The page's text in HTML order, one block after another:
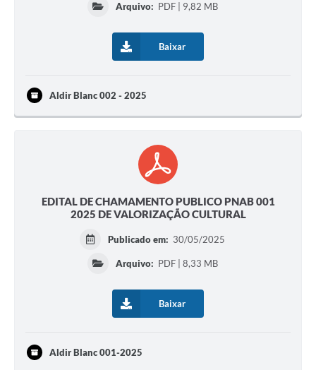
Arquivo: PDF | 9,82 MB
Baixar
Aldir Blanc 002 - 2025
EDITAL DE CHAMAMENTO PUBLICO PNAB 001
2025 DE VALORIZAÇÃO CULTURAL
Publicado em: 30/05/2025
Arquivo: PDF | 8,33 MB
Baixar
Aldir Blanc 001-2025